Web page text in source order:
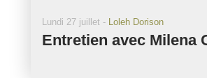
Lundi 27 juillet - Loleh Dorison
Entretien avec Milena